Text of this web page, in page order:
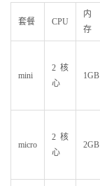
套餐 CPU
内
存
mini
2核
心
1GB
micro
2核
心
2GB